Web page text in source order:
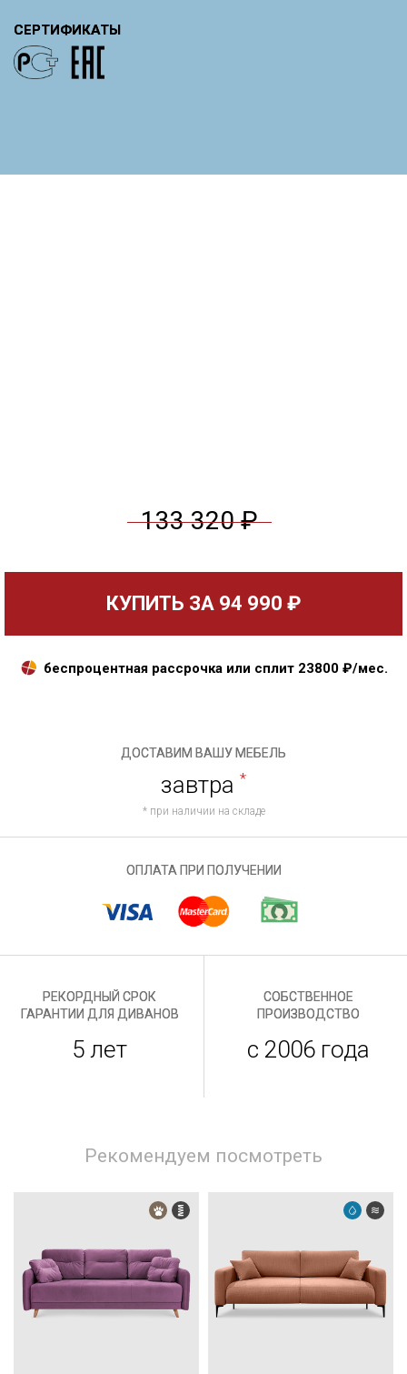
СЕРТИФИКАТЫ
133 320 ₽
КУПИТЬ ЗА 94 990 ₽
беспроцентная рассрочка или сплит 23800₽/мес.
ДОСТАВИМ ВАШУ МЕБЕЛЬ
завтра *
* при наличии на складе
ОПЛАТА ПРИ ПОЛУЧЕНИИ
РЕКОРДНЫЙ СРОК
ГАРАНТИИ ДЛЯ ДИВАНОВ
5 лет
СОБСТВЕННОЕ
ПРОИЗВОДСТВО
с 2006 года
Рекомендуем посмотреть